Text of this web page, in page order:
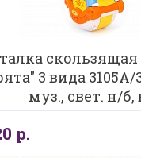
3 вида 3105A/
муз., свет. н/б,
р.